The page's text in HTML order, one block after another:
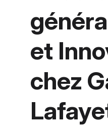
et
chez